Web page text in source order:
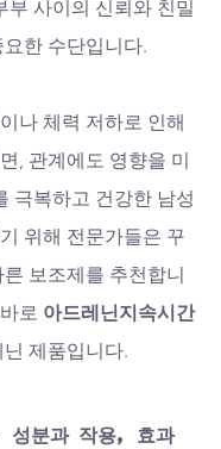
부 사이의 신뢰와 친밀
한 수단입니다.
나 체력 저하로 인해
, 관계에도 영향을 미
극복하고 건강한 남성
위해 전문가들은 꾸
보조제를 추천합니
로 아드레닌지속시간
제품입니다.
성분과 작용, 효과